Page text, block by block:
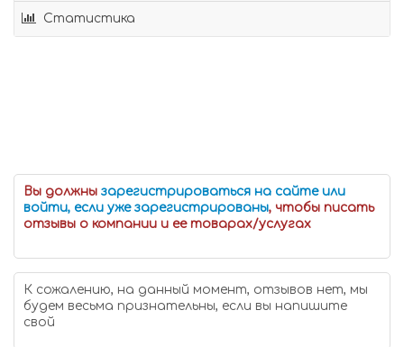
Статистика
Вы должны зарегистрироваться на сайте или
войти, если уже зарегистрированы, чтобы писать
отзывы о компании и ее товарах/услугах
К сожалению, на данный момент, отзывов нет, мы
будем весьма признательны, если вы напишите
свой